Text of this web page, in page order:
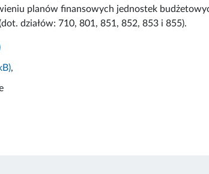
planów finansowych jednostek
działów: 710, 801, 851, 852, 853 i 855).
,